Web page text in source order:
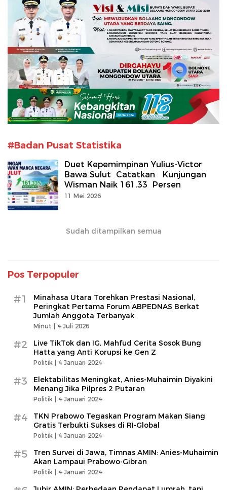
#Badan Pusat Statistika
Duet Kepemimpinan Yulius-Victor
Bawa Sulut Catatkan Kunjungan
Wisman Naik 161,33 Persen
11 Mei 2026
Sudah ditampilkan semua
Pos Terpopuler
#1
Minahasa Utara Torehkan Prestasi Nasional,
Peringkat Pertama Forum ABPEDNAS Berkat
Jumlah Anggota Terbanyak
Minut | 4 Juli 2026
#2
Live TikTok dan IG, Mahfud Cerita Sosok Bung
Hatta yang Anti Korupsi ke Gen Z
Politik | 4 Januari 2024
#3
Elektabilitas Meningkat, Anies-Muhaimin Diyakini
Menang Jika Pilpres 2 Putaran
Politik | 4 Januari 2024
#4
TKN Prabowo Tegaskan Program Makan Siang
Gratis Terbukti Sukses di RI-Global
Politik | 4 Januari 2024
#5
Tren Survei di Jawa, Timnas AMIN: Anies-Muhaimin
Akan Lampaui Prabowo-Gibran
Politik | 4 Januari 2024